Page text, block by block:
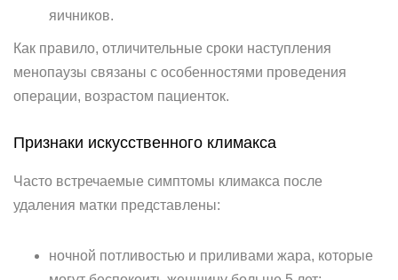
яичников.
Как правило, отличительные сроки наступления
менопаузы связаны с особенностями проведения
операции, возрастом пациенток.
Признаки искусственного климакса
Часто встречаемые симптомы климакса после
удаления матки представлены:
ночной потливостью и приливами жара, которые